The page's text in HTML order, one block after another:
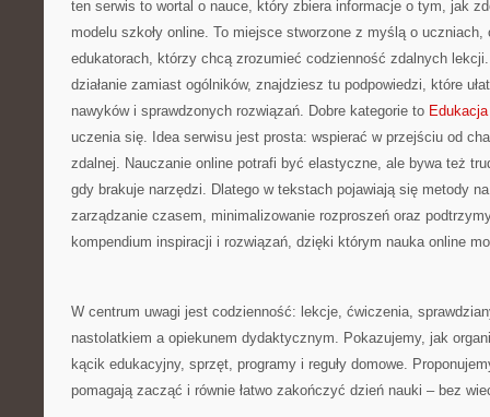
ten serwis to wortal o nauce, który zbiera informacje o tym, jak
modelu szkoły online. To miejsce stworzone z myślą o uczniach,
edukatorach, którzy chcą zrozumieć codzienność zdalnych
działanie zamiast ogólników, znajdziesz tu podpowiedzi, które
nawyków i sprawdzonych rozwiązań. Dobre kategorie to
uczenia się. Idea serwisu jest prosta: wspierać w przejściu od
zdalnej. Nauczanie online potrafi być elastyczne, ale bywa też
gdy brakuje narzędzi. Dlatego w tekstach pojawiają się metody
zarządzanie czasem, minimalizowanie rozproszeń oraz
kompendium inspiracji i rozwiązań, dzięki którym nauka online
W centrum uwagi jest codzienność: lekcje, ćwiczenia,
nastolatkiem a opiekunem dydaktycznym. Pokazujemy, jak
kącik edukacyjny, sprzęt, programy i reguły domowe.
pomagają zacząć i równie łatwo zakończyć dzień nauki – bez